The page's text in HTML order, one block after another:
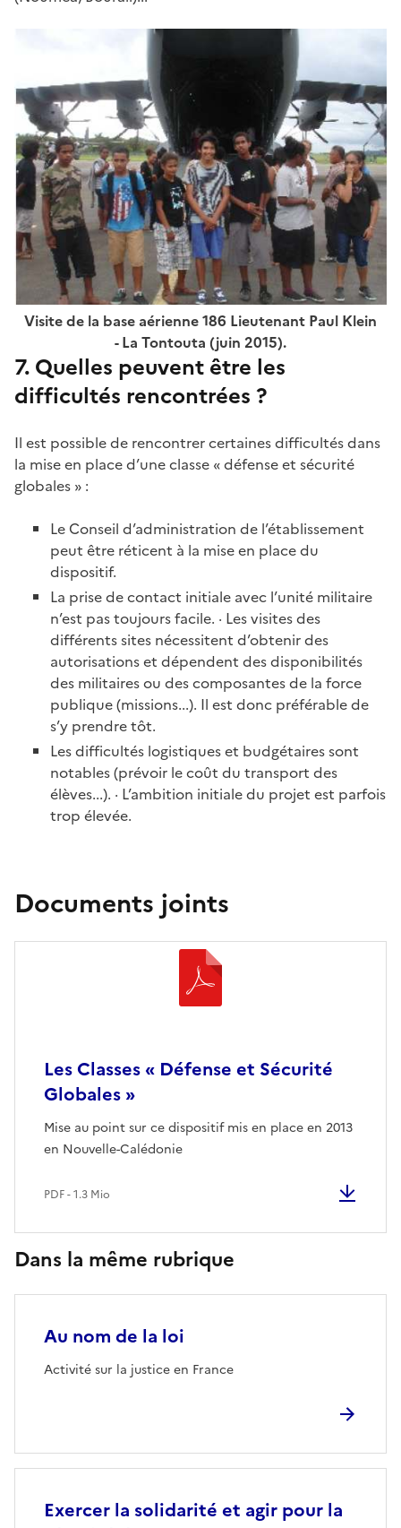
Visite de la base aérienne 186 Lieutenant Paul Klein
- La Tontouta (juin 2015).
7. Quelles peuvent être les
difficultés rencontrées ?
Il est possible de rencontrer certaines difficultés dans
la mise en place d’une classe « défense et sécurité
globales » :
Le Conseil d’administration de l’établissement
peut être réticent à la mise en place du
dispositif.
La prise de contact initiale avec l’unité militaire
n’est pas toujours facile. · Les visites des
différents sites nécessitent d’obtenir des
autorisations et dépendent des disponibilités
des militaires ou des composantes de la force
publique (missions...). Il est donc préférable de
s’y prendre tôt.
Les difficultés logistiques et budgétaires sont
notables (prévoir le coût du transport des
élèves...). · L’ambition initiale du projet est parfois
trop élevée.
Documents joints
Les Classes « Défense et Sécurité
Globales »
Mise au point sur ce dispositif mis en place en 2013
en Nouvelle-Calédonie
PDF - 1.3 Mio
Dans la même rubrique
Au nom de la loi
Activité sur la justice en France
Exercer la solidarité et agir pour la